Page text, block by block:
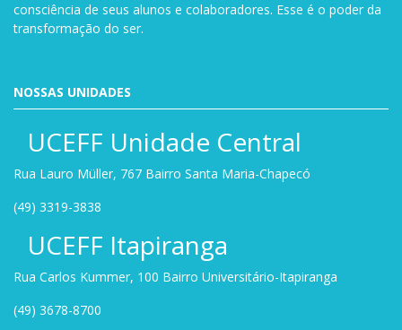
consciência de seus alunos e colaboradores. Esse é o poder da
transformação do ser.
NOSSAS UNIDADES
UCEFF Unidade Central
Rua Lauro Müller, 767 Bairro Santa Maria-Chapecó
(49) 3319-3838
UCEFF Itapiranga
Rua Carlos Kummer, 100 Bairro Universitário-Itapiranga
(49) 3678-8700